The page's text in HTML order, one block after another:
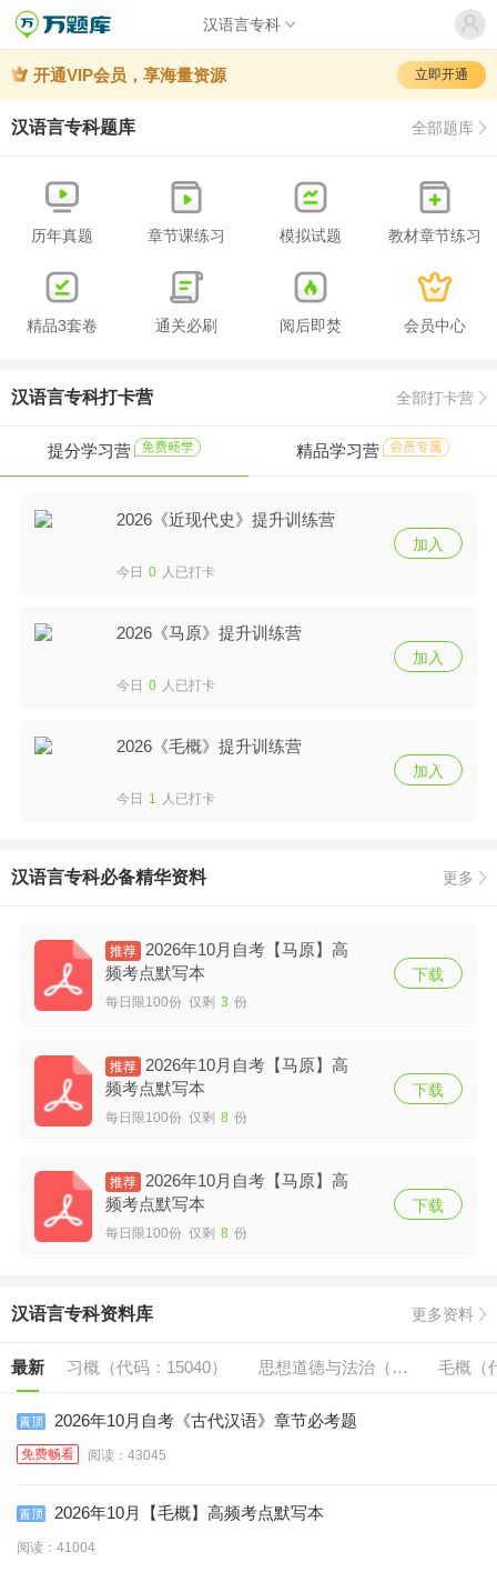
汉语言专科
开通VIP会员，享海量资源 立即开通
汉语言专科题库 全部题库
历年真题 章节课练习 模拟试题 教材章节练习
精品3套卷 通关必刷 阅后即焚 会员中心
汉语言专科打卡营 全部打卡营
提分学习营 精品学习营
2026《近现代史》提升训练营
今日 0 人已打卡
加入
2026《马原》提升训练营
今日 0 人已打卡
加入
2026《毛概》提升训练营
今日 1 人已打卡
加入
汉语言专科必备精华资料 更多
2026年10月自考【马原】高
频考点默写本
每日限100份 仅剩 3 份
下载
2026年10月自考【马原】高
频考点默写本
每日限100份 仅剩 8 份
下载
2026年10月自考【马原】高
频考点默写本
每日限100份 仅剩 8 份
下载
汉语言专科资料库 更多资料
最新 习概（代码：15040） 思想道德与法治（代
码:15042）
毛概（
2026年10月自考《古代汉语》章节必考题
免费畅看 阅读：43045
2026年10月【毛概】高频考点默写本
阅读：41004